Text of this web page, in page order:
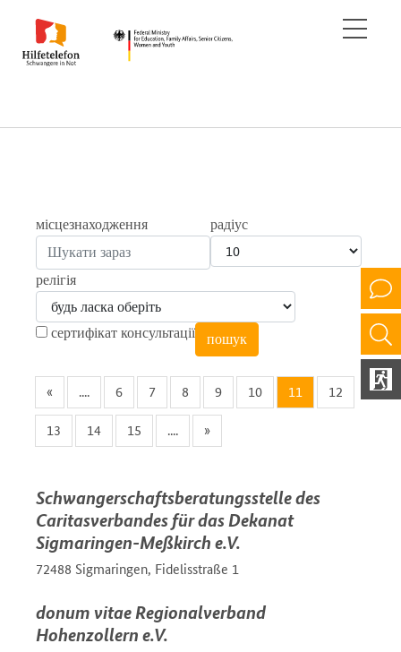
місцезнаходження радіус
релігія
сертифікат консультації
« .... 6 7 8 9 10 11 12
13 14 15 .... »
Schwangerschaftsberatungsstelle des
Caritasverbandes für das Dekanat
Sigmaringen-Meßkirch e.V.
72488 Sigmaringen, Fidelisstraße 1
donum vitae Regionalverband
Hohenzollern e.V.